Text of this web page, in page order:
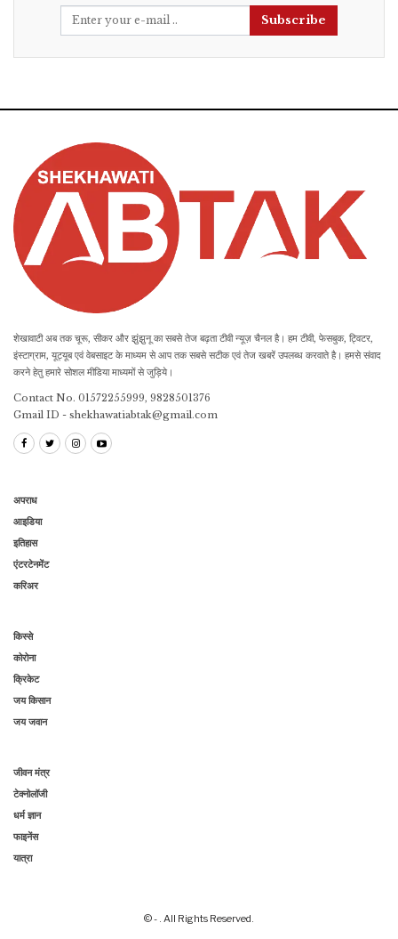
Subscribe
शेखावाटी अब तक चूरू, सीकर और झुंझुनू का सबसे तेज बढ़ता टीवी न्यूज़ चैनल है। हम टीवी, फेसबुक, ट्विटर,
इंस्टाग्राम, यूट्यूब एवं वेबसाइट के माध्यम से आप तक सबसे सटीक एवं तेज खबरें उपलब्ध करवाते है। हमसे संवाद
करने हेतु हमारे सोशल मीडिया माध्यमों से जुड़िये।
Contact No. 01572255999, 9828501376
Gmail ID - shekhawatiabtak@gmail.com
अपराध
आइडिया
इतिहास
एंटरटेनमेंट
करिअर
किस्से
कोरोना
क्रिकेट
जय किसान
जय जवान
जीवन मंत्र
टेक्नोलॉजी
धर्म ज्ञान
फाइनेंस
यात्रा
© - . All Rights Reserved.